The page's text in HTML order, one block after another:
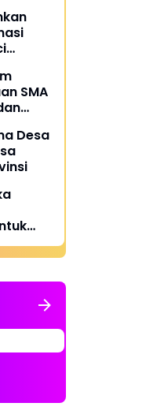
Latihan
SMA
Desa